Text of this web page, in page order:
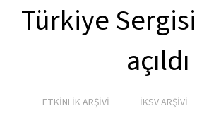
Türkiye
açıldı
ETKİNLİK ARŞİVİ İKSV ARŞİVİ